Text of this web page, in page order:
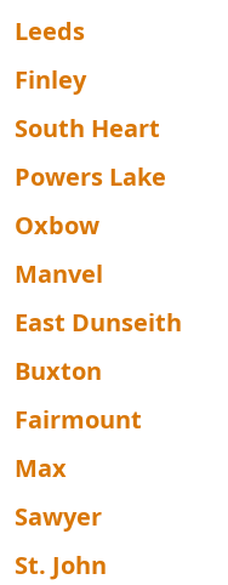
Leeds
Finley
South Heart
Powers Lake
Oxbow
Manvel
East Dunseith
Buxton
Fairmount
Max
Sawyer
St. John